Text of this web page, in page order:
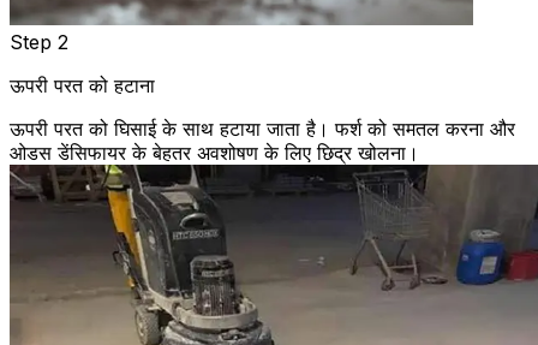
Step 2
ऊपरी परत को हटाना
ऊपरी परत को घिसाई के साथ हटाया जाता है। फर्श को समतल करना और
ओडस डेंसिफायर के बेहतर अवशोषण के लिए छिद्र खोलना।